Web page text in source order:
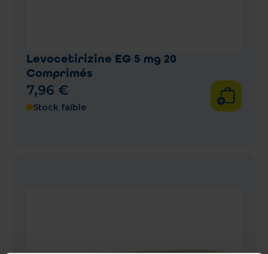
Levocetirizine EG 5 mg 20
Comprimés
7,96 €
Stock faible